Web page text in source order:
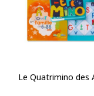
Le Quatrimino des